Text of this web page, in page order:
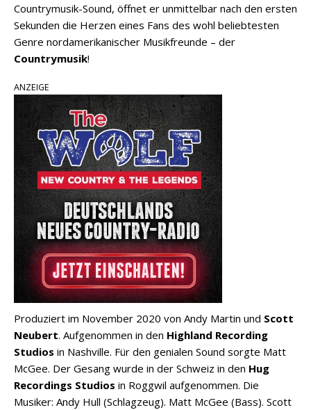
Countrymusik-Sound, öffnet er unmittelbar nach den ersten
Sekunden die Herzen eines Fans des wohl beliebtesten
Genre nordamerikanischer Musikfreunde – der
Countrymusik!
ANZEIGE
Produziert im November 2020 von Andy Martin und Scott
Neubert. Aufgenommen in den Highland Recording
Studios in Nashville. Für den genialen Sound sorgte Matt
McGee. Der Gesang wurde in der Schweiz in den Hug
Recordings Studios in Roggwil aufgenommen. Die
Musiker: Andy Hull (Schlagzeug). Matt McGee (Bass). Scott